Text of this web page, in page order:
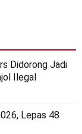
Didorong Jadi
Ilegal
Lepas 48